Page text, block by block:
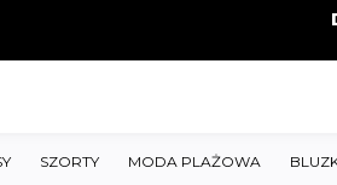
SZORTY MODA PLAŻOWA